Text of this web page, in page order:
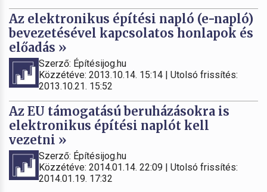
Az elektronikus építési napló (e-napló)
bevezetésével kapcsolatos honlapok és
előadás »
Szerző: Építésijog.hu
Közzétéve: 2013.10.14. 15:14 | Utolsó frissítés:
2013.10.21. 15:52
Az EU támogatású beruházásokra is
elektronikus építési naplót kell
vezetni »
Szerző: Építésijog.hu
Közzétéve: 2014.01.14. 22:09 | Utolsó frissítés:
2014.01.19. 17:32